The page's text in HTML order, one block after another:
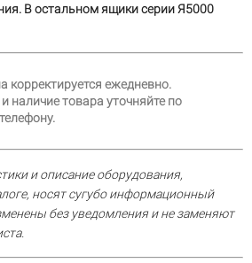
В остальном ящики серии Я5000
корректируется ежедневно.
наличие товара уточняйте по
и описание оборудования,
носят сугубо информационный
без уведомления и не заменяют